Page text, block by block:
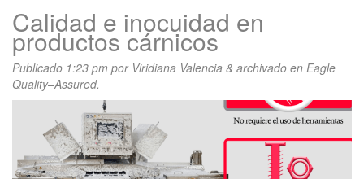
Calidad e inocuidad en
productos cárnicos
Publicado 1:23 pm por Viridiana Valencia & archivado en Eagle
Quality–Assured.